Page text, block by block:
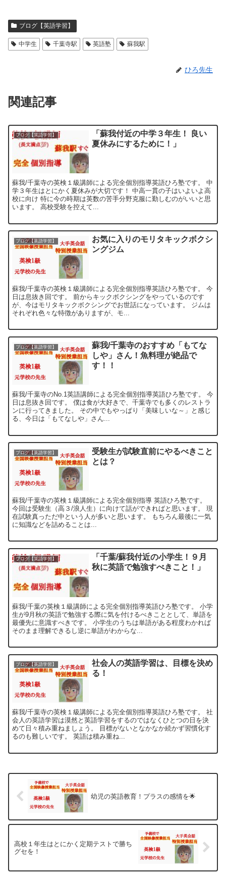
ブログ【英語学習】
中学生 千葉寺駅 英語塾 蘇我駅
ひろ先生
関連記事
ブログ【英語学習】
「蘇我付近の中学３年生！ 良い
夏休みにするために！」
蘇我/千葉寺の英検１級講師による完全個別指導英語ひろ塾です。 中
学３年生はとにかく夏休みが大切です！ 中高一貫の子はいよいよ高
校に向け 特に今の時期は英数の苦手分野克服に勤しむのがいいと思
います。 高校受験を控えて...
ブログ【英語学習】
お気に入りのモリタキックボクシ
ングジム
蘇我/千葉寺の英検１級講師による完全個別指導英語ひろ塾です。 今
日は息抜き回です。 前からキックボクシングをやっているのです
が、今はモリタキックボクシングでお世話になっています。 ジムは
それぞれ色々な特徴がありますが、モ...
ブログ【英語学習】
蘇我/千葉寺のおすすめ「もてな
しや」さん！魚料理が絶品で
す！！
蘇我/千葉寺のNo.1英語講師による完全個別指導英語ひろ塾です。 今
日は息抜き回です。 僕は食が大好きで、千葉寺でも多くのレストラ
ンに行ってきました。 その中でもやっぱり「美味しいな～」と感じ
る、今日は「もてなしや」さん...
ブログ【英語学習】
受験生が試験直前にやるべきこと
とは？
蘇我/千葉寺の英検１級講師による完全個別指導 英語ひろ塾です。
今回は受験生（高３/浪人生）に向けて話ができればと思います。 現
在試験真っただ中という人が多いと思います。 もちろん最後に一気
に知識などを詰めることは...
ブログ【英語学習】
「千葉/蘇我付近の小学生！９月
秋に英語で勉強すべきこと！」
蘇我/千葉の英検１級講師による完全個別指導英語ひろ塾です。 小学
生が9月秋の英語で勉強する際に気を付けるべきこととして、単語を
最優先に意識すべきです。 小学生のうちは単語がある程度わかれば
そのまま理解できるし逆に単語がわからな...
ブログ【英語学習】
社会人の英語学習は、目標を決め
る！
蘇我/千葉寺の英検１級講師による完全個別指導英語ひろ塾です。 社
会人の英語学習は漠然と英語学習をするのではなくひとつの日を決
めて日々積み重ねましょう。 目標がないとなかなか続かず習慣化す
るのも難しいです。 英語は積み重ね...
幼児の英語教育！プラスの感情を🌟
高校１年生はとにかく定期テストで勝ち
グセを！